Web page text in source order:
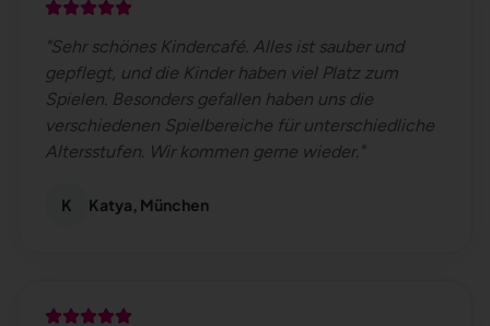
"Sehr schönes Kindercafé. Alles ist sauber und
gepflegt, und die Kinder haben viel Platz zum
Spielen. Besonders gefallen haben uns die
verschiedenen Spielbereiche für unterschiedliche
Altersstufen. Wir kommen gerne wieder. "
K Katya, München